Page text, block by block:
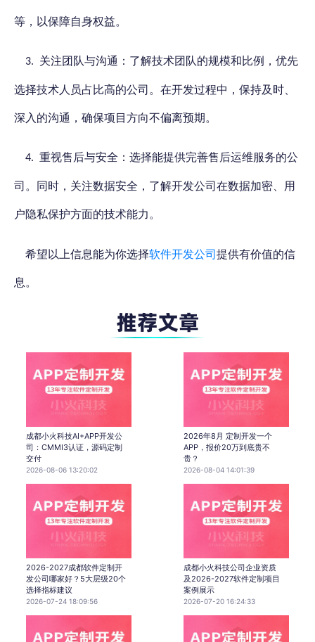
等，以保障自身权益。
3. 关注团队与沟通：了解技术团队的规模和比例，优先
选择技术人员占比高的公司。在开发过程中，保持及时、
深入的沟通，确保项目方向不偏离预期。
4. 重视售后与安全：选择能提供完善售后运维服务的公
司。同时，关注数据安全，了解开发公司在数据加密、用
户隐私保护方面的技术能力。
希望以上信息能为你选择软件开发公司提供有价值的信
息。
成都小火科技AI+APP开发公
司：CMMI3认证，源码定制
交付
2026-08-06 13:20:02
2026年8月 定制开发一个
APP，报价20万到底贵不
贵？
2026-08-04 14:01:39
2026-2027成都软件定制开
发公司哪家好？5大层级20个
选择指标建议
2026-07-24 18:09:56
成都小火科技公司企业资质
及2026-2027软件定制项目
案例展示
2026-07-20 16:24:33